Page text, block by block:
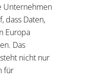
Unternehmen
dass Daten,
Europa
Das
nicht nur
für